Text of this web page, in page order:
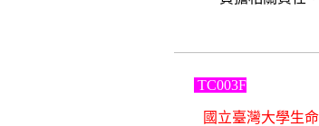
TC003F
國立臺灣大學生